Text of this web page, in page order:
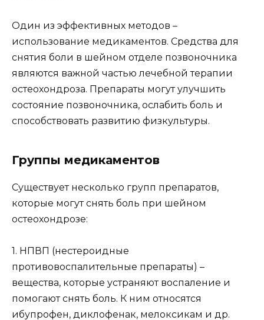
Один из эффективных методов –
использование медикаментов. Средства для
снятия боли в шейном отделе позвоночника
являются важной частью лечебной терапии
остеохондроза. Препараты могут улучшить
состояние позвоночника, ослабить боль и
способствовать развитию физкультуры.
Группы медикаментов
Существует несколько групп препаратов,
которые могут снять боль при шейном
остеохондрозе:
1. НПВП (нестероидные
противовоспалительные препараты) –
вещества, которые устраняют воспаление и
помогают снять боль. К ним относятся
ибупрофен, диклофенак, мелоксикам и др.